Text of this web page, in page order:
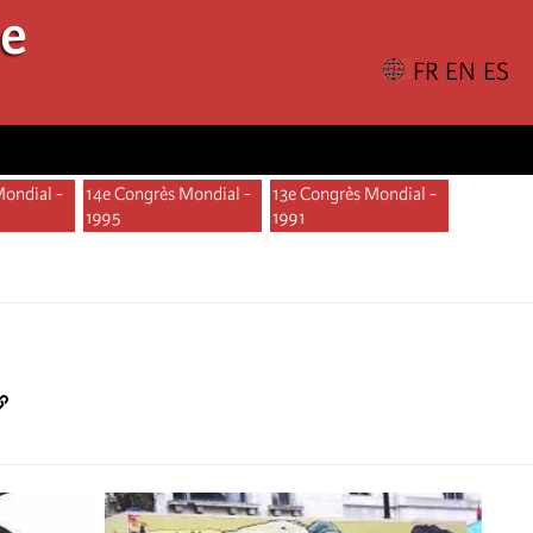
-
14e Congrès Mondial -
1995
13e Congrès Mondial -
1991